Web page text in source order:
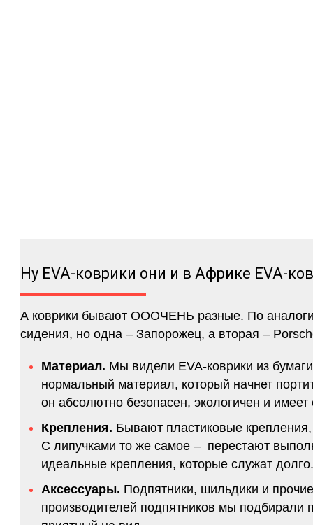
Ну EVA-коврики они и в Африке EVA-
А коврики бывают ОООЧЕНЬ разные. По
сидения, но одна – Запорожец, а вторая –
Материал. Мы видели EVA-коврики из
нормальный материал, который начнет
он абсолютно безопасен, экологичен и
Крепления. Бывают пластиковые
С липучками то же самое – перестают
идеальные крепления, которые служат
Аксессуары. Подпятники, шильдики и
производителей подпятников мы подбирали